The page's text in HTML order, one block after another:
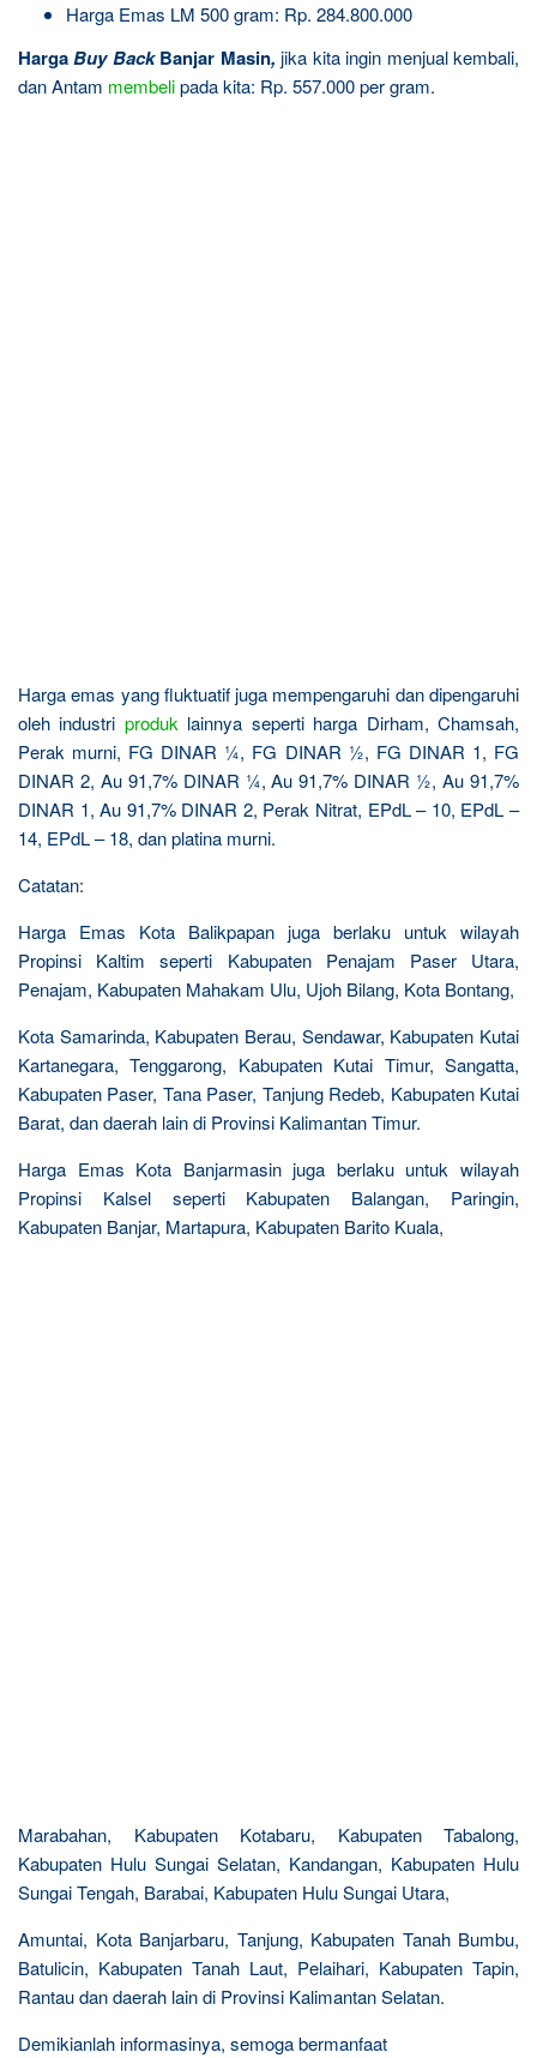
Harga Emas LM 500 gram: Rp. 284.800.000
HargaBuy BackBanjar Masin,jika kita ingin menjual kembali,
dan Antam membelipada kita: Rp. 557.000 per gram.
Harga emas yang fluktuatif juga mempengaruhi dan dipengaruhi
oleh industri produk lainnya seperti harga Dirham, Chamsah,
Perak murni, FG DINAR ¼, FG DINAR ½, FG DINAR 1, FG
DINAR 2, Au 91,7% DINAR ¼, Au 91,7% DINAR ½, Au 91,7%
DINAR 1, Au 91,7% DINAR 2, Perak Nitrat, EPdL – 10, EPdL –
14, EPdL – 18, dan platina murni.
Catatan:
Harga Emas Kota Balikpapan juga berlaku untuk wilayah
Propinsi Kaltim seperti Kabupaten Penajam Paser Utara,
Penajam, Kabupaten Mahakam Ulu, Ujoh Bilang, Kota Bontang,
Kota Samarinda, Kabupaten Berau, Sendawar, Kabupaten Kutai
Kartanegara, Tenggarong, Kabupaten Kutai Timur, Sangatta,
Kabupaten Paser, Tana Paser, Tanjung Redeb, Kabupaten Kutai
Barat, dan daerah lain di Provinsi Kalimantan Timur.
Harga Emas Kota Banjarmasin juga berlaku untuk wilayah
Propinsi Kalsel seperti Kabupaten Balangan, Paringin,
Kabupaten Banjar, Martapura, Kabupaten Barito Kuala,
Marabahan, Kabupaten Kotabaru, Kabupaten Tabalong,
Kabupaten Hulu Sungai Selatan, Kandangan, Kabupaten Hulu
Sungai Tengah, Barabai, Kabupaten Hulu Sungai Utara,
Amuntai, Kota Banjarbaru, Tanjung, Kabupaten Tanah Bumbu,
Batulicin, Kabupaten Tanah Laut, Pelaihari, Kabupaten Tapin,
Rantau dan daerah lain di Provinsi Kalimantan Selatan.
Demikianlah informasinya, semoga bermanfaat